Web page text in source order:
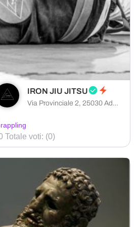
IRON JIU JITSU
Via Provinciale 2, 25030 Adro provincia di Brescia, Italia
Totale voti: (0)